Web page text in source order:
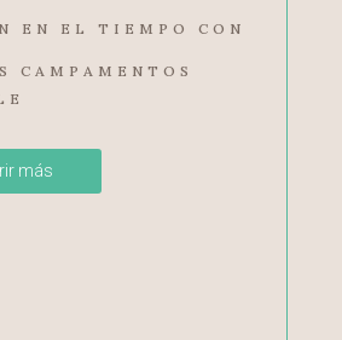
EN EL TIEMPO CON
CAMPAMENTOS
más